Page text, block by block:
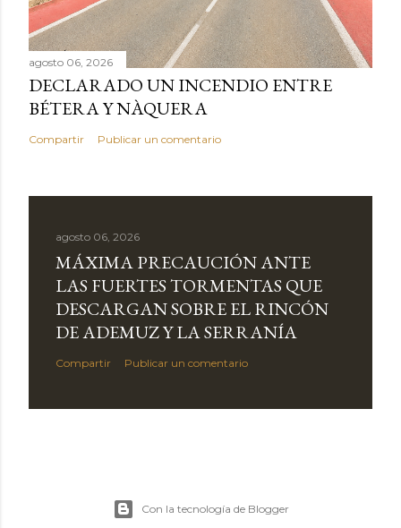
agosto 06, 2026
DECLARADO UN INCENDIO ENTRE
BÉTERA Y NÀQUERA
Compartir Publicar un comentario
agosto 06, 2026
MÁXIMA PRECAUCIÓN ANTE
LAS FUERTES TORMENTAS QUE
DESCARGAN SOBRE EL RINCÓN
DE ADEMUZ Y LA SERRANÍA
Compartir Publicar un comentario
Con la tecnología de Blogger